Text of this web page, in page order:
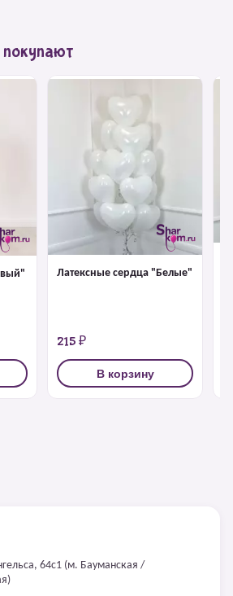
Латексные сердца "Белые"
215 ₽
В корзину
64с1 (м. Бауманская /